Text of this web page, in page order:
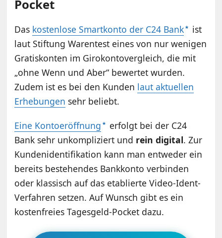
Pocket
Das kostenlose Smartkonto der C24 Bank
ist
laut Stiftung Warentest eines von nur wenigen
Gratiskonten im Girokontovergleich, die mit
„ohne Wenn und Aber“ bewertet wurden.
Zudem ist es bei den Kunden laut aktuellen
Erhebungen sehr beliebt.
Eine Kontoeröffnung
erfolgt bei der C24
Bank sehr unkompliziert und rein digital. Zur
Kundenidentifikation kann man entweder ein
bereits bestehendes Bankkonto verbinden
oder klassisch auf das etablierte Video-Ident-
Verfahren setzen. Auf Wunsch gibt es ein
kostenfreies Tagesgeld-Pocket dazu.